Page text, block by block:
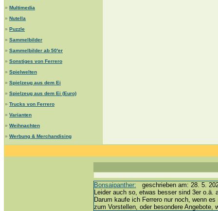
» Multimedia
» Nutella
» Puzzle
» Sammelbilder
» Sammelbilder ab 50'er
» Sonstiges von Ferrero
» Spielwelten
» Spielzeug aus dem Ei
» Spielzeug aus dem Ei (Euro)
» Trucks von Ferrero
» Varianten
» Weihnachten
» Werbung & Merchandising
Bonsaipanther: geschrieben am: 28. 5.
Leider auch so, etwas besser sind 3er o.ä.
Darum kaufe ich Ferrero nur noch, wenn
zum Vorstellen, oder besondere Angebote,